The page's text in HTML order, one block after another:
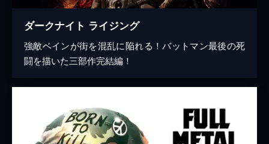
ダークナイト ライジング
強敵ベインが街を混乱に陥れる！バットマン最後の死
闘を描いた三部作完結編！